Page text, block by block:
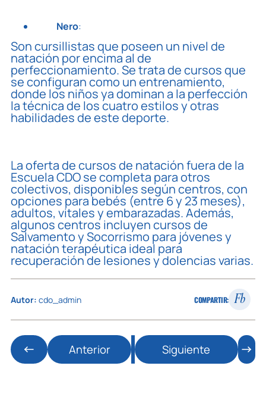
Nero:
Son cursillistas que poseen un nivel de
natación por encima al de
perfeccionamiento. Se trata de cursos que
se configuran como un entrenamiento,
donde los niños ya dominan a la perfección
la técnica de los cuatro estilos y otras
habilidades de este deporte.
La oferta de cursos de natación fuera de la
Escuela CDO se completa para otros
colectivos, disponibles según centros, con
opciones para bebés (entre 6 y 23 meses),
adultos, vitales y embarazadas. Además,
algunos centros incluyen cursos de
Salvamento y Socorrismo para jóvenes y
natación terapéutica ideal para
recuperación de lesiones y dolencias varias.
Autor: cdo_admin COMPARTIR: Fb
Anterior Siguiente